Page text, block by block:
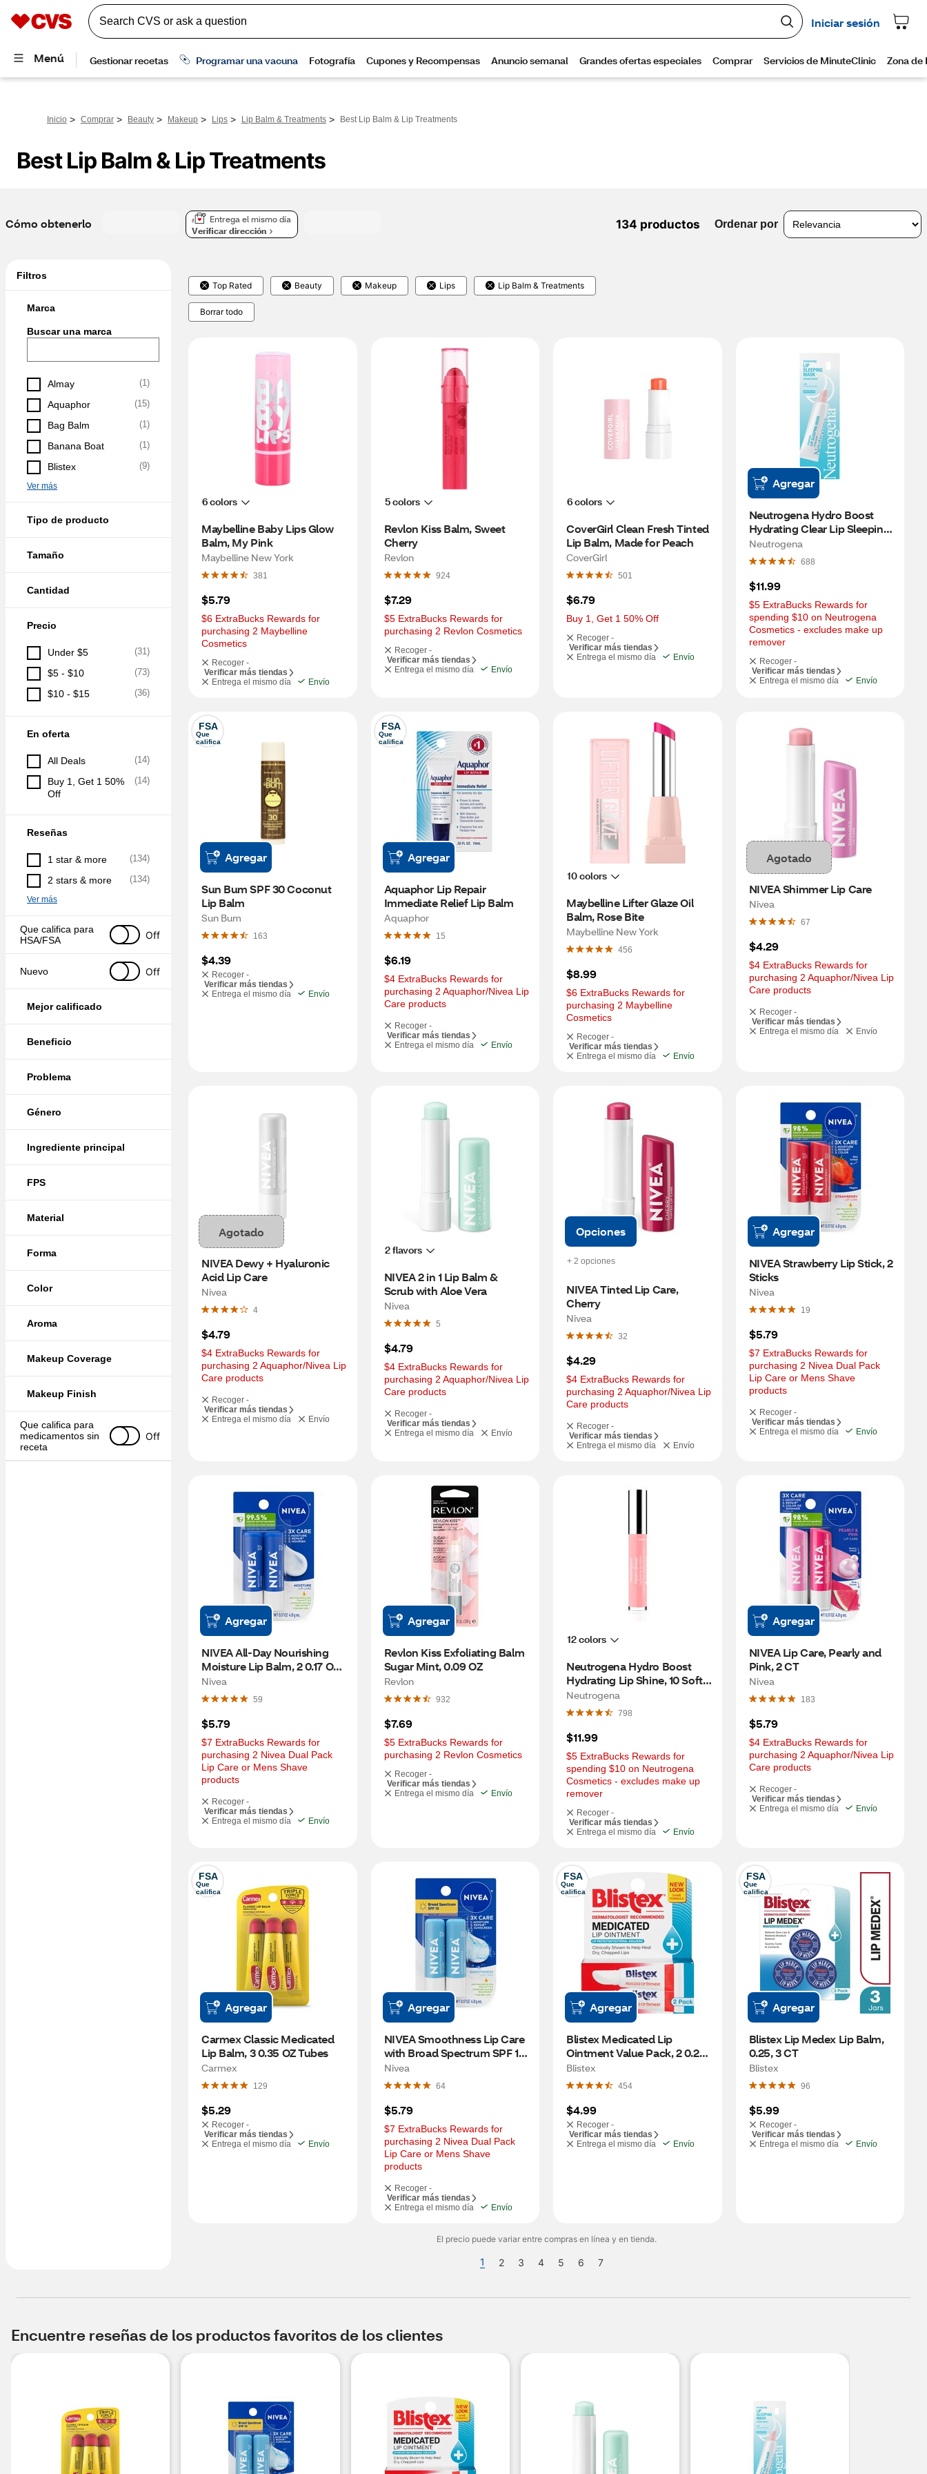
Inicio > Comprar > Beauty > Makeup > Lips > Lip Balm & Treatments > Best Lip Balm & Lip Treatments
Best Lip Balm & Lip Treatments
Cómo obtenerlo
Entrega el mismo día
Verificar dirección
134 productos Ordenar por
Filtros
Marca
Buscar una marca
Almay (1)
Aquaphor (15)
Bag Balm (1)
Banana Boat (1)
Blistex (9)
Ver más
Tipo de producto
Tamaño
Cantidad
Precio
Under $5 (31)
$5 - $10 (73)
$10 - $15 (36)
En oferta
All Deals (14)
Buy 1, Get 1 50%
Off
(14)
Reseñas
1 star & more (134)
2 stars & more (134)
Ver más
Que califica para
HSA/FSA
Off
Nuevo Off
Mejor calificado
Beneficio
Problema
Género
Ingrediente principal
FPS
Material
Forma
Color
Aroma
Makeup Coverage
Makeup Finish
Que califica para
medicamentos sin
receta
Off
Top Rated Beauty Makeup Lips Lip Balm & Treatments
Borrar todo
6 colors
Maybelline Baby Lips Glow
Balm, My Pink
Maybelline New York
381
$5.79
$6 ExtraBucks Rewards for
purchasing 2 Maybelline
Cosmetics
Recoger -
Verificar más tiendas
Entrega el mismo día
Envío
5 colors
Revlon Kiss Balm, Sweet
Cherry
Revlon
924
$7.29
$5 ExtraBucks Rewards for
purchasing 2 Revlon Cosmetics
Recoger -
Verificar más tiendas
Entrega el mismo día
Envío
6 colors
CoverGirl Clean Fresh Tinted
Lip Balm, Made for Peach
CoverGirl
501
$6.79
Buy 1, Get 1 50% Off
Recoger -
Verificar más tiendas
Entrega el mismo día
Envío
Agregar
Neutrogena Hydro Boost
Hydrating Clear Lip Sleeping
Mask Tube, 0.35 oz
Neutrogena
688
$11.99
$5 ExtraBucks Rewards for
spending $10 on Neutrogena
Cosmetics - excludes make up
remover
Recoger -
Verificar más tiendas
Entrega el mismo día
Envío
FSA
Que
califica
Agregar
Sun Bum SPF 30 Coconut
Lip Balm
Sun Bum
163
$4.39
Recoger -
Verificar más tiendas
Entrega el mismo día
Envío
FSA
Que
califica
Agregar
Aquaphor Lip Repair
Immediate Relief Lip Balm
Aquaphor
15
$6.19
$4 ExtraBucks Rewards for
purchasing 2 Aquaphor/Nivea Lip
Care products
Recoger -
Verificar más tiendas
Entrega el mismo día
Envío
10 colors
Maybelline Lifter Glaze Oil
Balm, Rose Bite
Maybelline New York
456
$8.99
$6 ExtraBucks Rewards for
purchasing 2 Maybelline
Cosmetics
Recoger -
Verificar más tiendas
Entrega el mismo día
Envío
Agotado
NIVEA Shimmer Lip Care
Nivea
67
$4.29
$4 ExtraBucks Rewards for
purchasing 2 Aquaphor/Nivea Lip
Care products
Recoger -
Verificar más tiendas
Entrega el mismo día
Envío
Agotado
NIVEA Dewy + Hyaluronic
Acid Lip Care
Nivea
4
$4.79
$4 ExtraBucks Rewards for
purchasing 2 Aquaphor/Nivea Lip
Care products
Recoger -
Verificar más tiendas
Entrega el mismo día
Envío
2 flavors
NIVEA 2 in 1 Lip Balm &
Scrub with Aloe Vera
Nivea
5
$4.79
$4 ExtraBucks Rewards for
purchasing 2 Aquaphor/Nivea Lip
Care products
Recoger -
Verificar más tiendas
Entrega el mismo día
Envío
+ 2 opciones
Opciones
NIVEA Tinted Lip Care,
Cherry
Nivea
32
$4.29
$4 ExtraBucks Rewards for
purchasing 2 Aquaphor/Nivea Lip
Care products
Recoger -
Verificar más tiendas
Entrega el mismo día
Envío
Agregar
NIVEA Strawberry Lip Stick, 2
Sticks
Nivea
19
$5.79
$7 ExtraBucks Rewards for
purchasing 2 Nivea Dual Pack
Lip Care or Mens Shave
products
Recoger -
Verificar más tiendas
Entrega el mismo día
Envío
Agregar
NIVEA All-Day Nourishing
Moisture Lip Balm, 2 0.17 OZ
Sticks
Nivea
59
$5.79
$7 ExtraBucks Rewards for
purchasing 2 Nivea Dual Pack
Lip Care or Mens Shave
products
Recoger -
Verificar más tiendas
Entrega el mismo día
Envío
Agregar
Revlon Kiss Exfoliating Balm
Sugar Mint, 0.09 OZ
Revlon
932
$7.69
$5 ExtraBucks Rewards for
purchasing 2 Revlon Cosmetics
Recoger -
Verificar más tiendas
Entrega el mismo día
Envío
12 colors
Neutrogena Hydro Boost
Hydrating Lip Shine, 10 Soft
Blush
Neutrogena
798
$11.99
$5 ExtraBucks Rewards for
spending $10 on Neutrogena
Cosmetics - excludes make up
remover
Recoger -
Verificar más tiendas
Entrega el mismo día
Envío
Agregar
NIVEA Lip Care, Pearly and
Pink, 2 CT
Nivea
183
$5.79
$4 ExtraBucks Rewards for
purchasing 2 Aquaphor/Nivea Lip
Care products
Recoger -
Verificar más tiendas
Entrega el mismo día
Envío
FSA
Que
califica
Agregar
Carmex Classic Medicated
Lip Balm, 3 0.35 OZ Tubes
Carmex
129
$5.29
Recoger -
Verificar más tiendas
Entrega el mismo día
Envío
Agregar
NIVEA Smoothness Lip Care
with Broad Spectrum SPF 15
Sunscreen, 2 CT
Nivea
64
$5.79
$7 ExtraBucks Rewards for
purchasing 2 Nivea Dual Pack
Lip Care or Mens Shave
products
Recoger -
Verificar más tiendas
Entrega el mismo día
Envío
FSA
Que
califica
Agregar
Blistex Medicated Lip
Ointment Value Pack, 2 0.21
OZ tubes
Blistex
454
$4.99
Recoger -
Verificar más tiendas
Entrega el mismo día
Envío
FSA
Que
califica
Agregar
Blistex Lip Medex Lip Balm,
0.25, 3 CT
Blistex
96
$5.99
Recoger -
Verificar más tiendas
Entrega el mismo día
Envío
El precio puede variar entre compras en línea y en tienda.
1 2 3 4 5 6 7
Encuentre reseñas de los productos favoritos de los clientes